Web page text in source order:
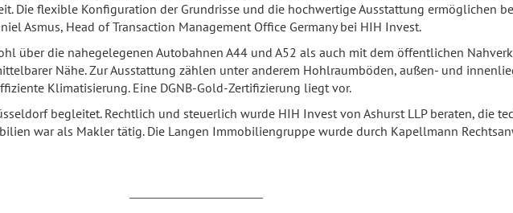
Die flexible Konfiguration der Grundrisse und die hochwertige Ausstattung ermöglichen
Asmus, Head of Transaction Management Office Germany bei HIH Invest.
über die nahegelegenen Autobahnen A44 und A52 als auch mit dem öffentlichen
Nähe. Zur Ausstattung zählen unter anderem Hohlraumböden, außen- und
Klimatisierung. Eine DGNB-Gold-Zertifizierung liegt vor.
begleitet. Rechtlich und steuerlich wurde HIH Invest von Ashurst LLP beraten, die
war als Makler tätig. Die Langen Immobiliengruppe wurde durch Kapellmann